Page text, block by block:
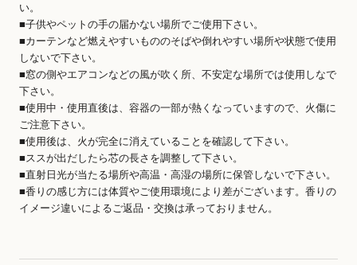
い。
■子供やペットの手の届かない場所でご使用下さい。
■カーテンなど燃えやすいもののそばや倒れやすい場所や状態で使用
しないで下さい。
■窓の側やエアコンなどの風が吹く所、不安定な場所では使用しなで
下さい。
■使用中・使用直後は、容器の一部が熱くなっていますので、火傷に
ご注意下さい。
■使用後は、火が完全に消えていることを確認して下さい。
■ススが出だしたら芯の長さを調整して下さい。
■直射日光が当たる場所や高温・高湿の場所に保管しないで下さい。
■香りの感じ方には体質やご使用環境により差がございます。香りの
イメージ違いによるご返品・交換は承っておりません。